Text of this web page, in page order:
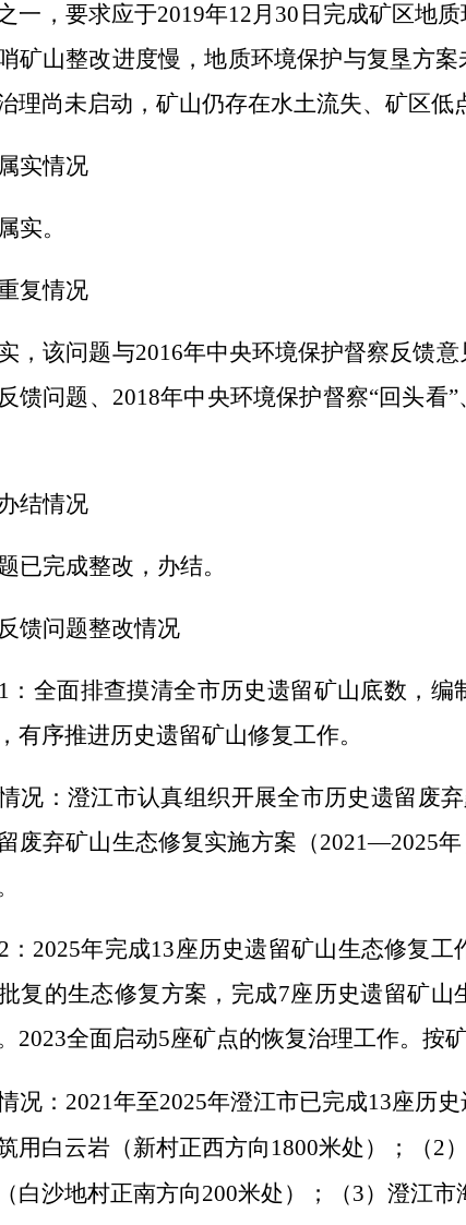
一，要求应于2019年12月 30 日完成矿区地
矿山整改进度慢 ，地质环境保护与复垦方
理尚未启动，矿山仍存在水土流失、矿区低
实情况
实。
复情况
，该问题与2016年中央环境保护督察反馈意
馈问题、 2018年中央环境保护督察“回头看”
结情况
已完成整改， 办结。
馈问题整改情况
1 ： 全面排查摸清全市历史遗留矿山底数，
有序推进历史遗留矿山修复工作。
况： 澄江市认真组织开展全市历史遗留废弃
废弃矿山生态修复实施方案（2021—2025
2 ： 2025年完成13座历史遗留矿山生态修复工
复的生态修复方案，完成7座历史遗留矿山
2023全面启动5座矿点的恢复治理工作。按
况： 2021年至2025年澄江市已完成13座历
用白云岩（新村正西方向 1800米处）；（2
白沙地村正南方向200米处）；（3）澄江市